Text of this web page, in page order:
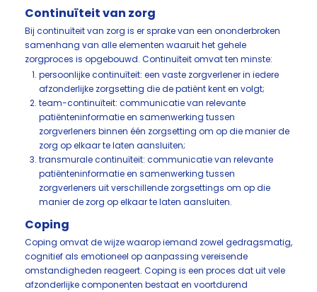
Continuïteit van zorg
Bij continuïteit van zorg is er sprake van een ononderbroken
samenhang van alle elementen waaruit het gehele
zorgproces is opgebouwd. Continuïteit omvat ten minste:
persoonlijke continuïteit: een vaste zorgverlener in iedere
afzonderlijke zorgsetting die de patiënt kent en volgt;
team-continuïteit: communicatie van relevante
patiënteninformatie en samenwerking tussen
zorgverleners binnen één zorgsetting om op die manier de
zorg op elkaar te laten aansluiten;
transmurale continuïteit: communicatie van relevante
patiënteninformatie en samenwerking tussen
zorgverleners uit verschillende zorgsettings om op die
manier de zorg op elkaar te laten aansluiten.
Coping
Coping omvat de wijze waarop iemand zowel gedragsmatig,
cognitief als emotioneel op aanpassing vereisende
omstandigheden reageert. Coping is een proces dat uit vele
afzonderlijke componenten bestaat en voortdurend